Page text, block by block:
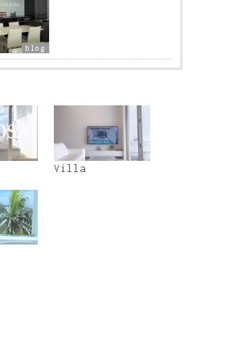
blog
Villa